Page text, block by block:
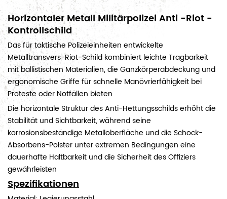
Horizontaler Metall Militärpolizei Anti -Riot -
Kontrollschild
Das für taktische Polizeieinheiten entwickelte
Metalltransvers-Riot-Schild kombiniert leichte Tragbarkeit
mit ballistischen Materialien, die Ganzkörperabdeckung und
ergonomische Griffe für schnelle Manövrierfähigkeit bei
Proteste oder Notfällen bieten
Die horizontale Struktur des Anti-Hettungsschilds erhöht die
Stabilität und Sichtbarkeit, während seine
korrosionsbeständige Metalloberfläche und die Schock-
Absorbens-Polster unter extremen Bedingungen eine
dauerhafte Haltbarkeit und die Sicherheit des Offiziers
gewährleisten
Spezifikationen